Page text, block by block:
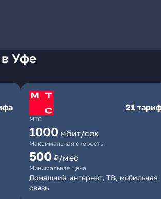
Уфе
МТС
21
1000 мбит/сек
Максимальная скорость
500 ₽/мес
Минимальная цена
Домашний интернет, ТВ, мобильная
связь